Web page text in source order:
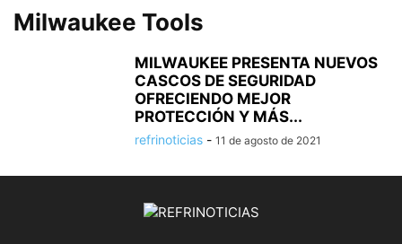
Milwaukee Tools
MILWAUKEE PRESENTA NUEVOS
CASCOS DE SEGURIDAD
OFRECIENDO MEJOR
PROTECCIÓN Y MÁS...
refrinoticias - 11 de agosto de 2021